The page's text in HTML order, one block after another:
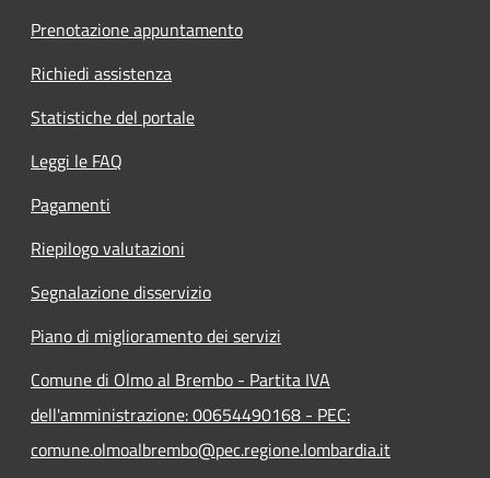
Prenotazione appuntamento
Richiedi assistenza
Statistiche del portale
Leggi le FAQ
Pagamenti
Riepilogo valutazioni
Segnalazione disservizio
Piano di miglioramento dei servizi
Comune di Olmo al Brembo - Partita IVA
dell'amministrazione: 00654490168 - PEC:
comune.olmoalbrembo@pec.regione.lombardia.it